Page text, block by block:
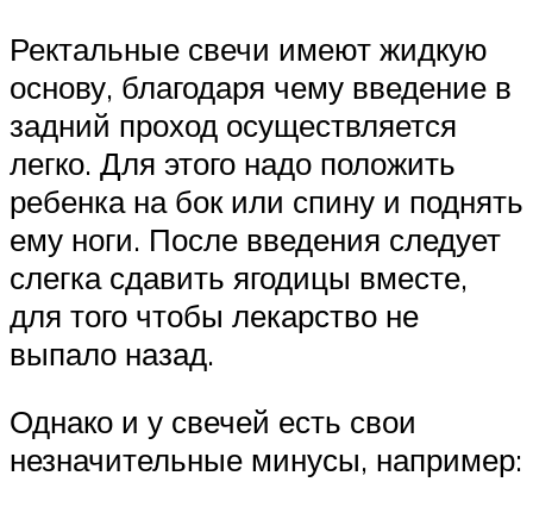
Ректальные свечи имеют жидкую
основу, благодаря чему введение в
задний проход осуществляется
легко. Для этого надо положить
ребенка на бок или спину и поднять
ему ноги. После введения следует
слегка сдавить ягодицы вместе,
для того чтобы лекарство не
выпало назад.
Однако и у свечей есть свои
незначительные минусы, например: